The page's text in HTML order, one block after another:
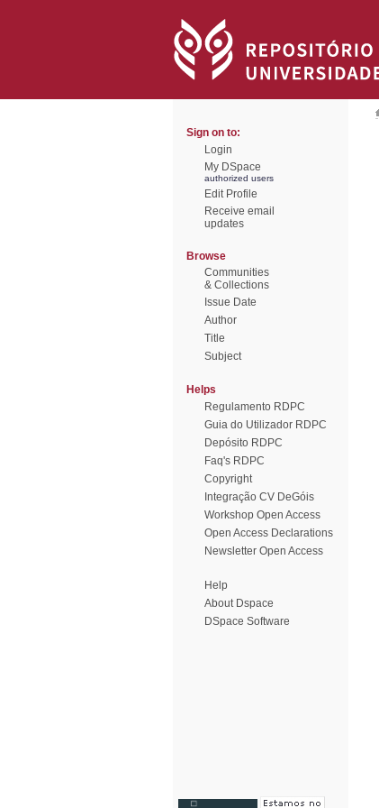
Sign on to:
Login
My DSpace
authorized users
Edit Profile
Receive email
updates
Browse
Communities
& Collections
Issue Date
Author
Title
Subject
Helps
Regulamento RDPC
Guia do Utilizador RDPC
Depósito RDPC
Faq's RDPC
Copyright
Integração CV DeGóis
Workshop Open Access
Open Access Declarations
Newsletter Open Access
Help
About Dspace
DSpace Software